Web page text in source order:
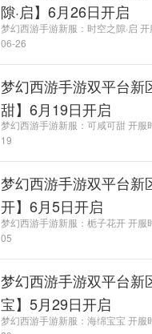
隙·启】6月26日开启
梦幻西游手游新服：时空之隙·启
06-26
梦幻西游手游双平台新
甜】6月19日开启
梦幻西游手游新服：可咸可甜 开
19
梦幻西游手游双平台新
开】6月5日开启
梦幻西游手游新服：栀子花开 开
05
梦幻西游手游双平台新
宝】5月29日开启
梦幻西游手游新服：海绵宝宝 开